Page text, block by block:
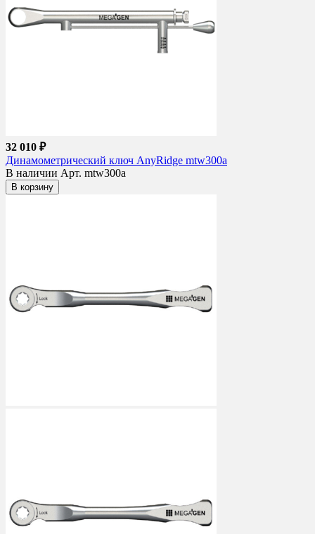
32 010 ₽
Динамометрический ключ AnyRidge mtw300a
В наличии Арт. mtw300a
В корзину